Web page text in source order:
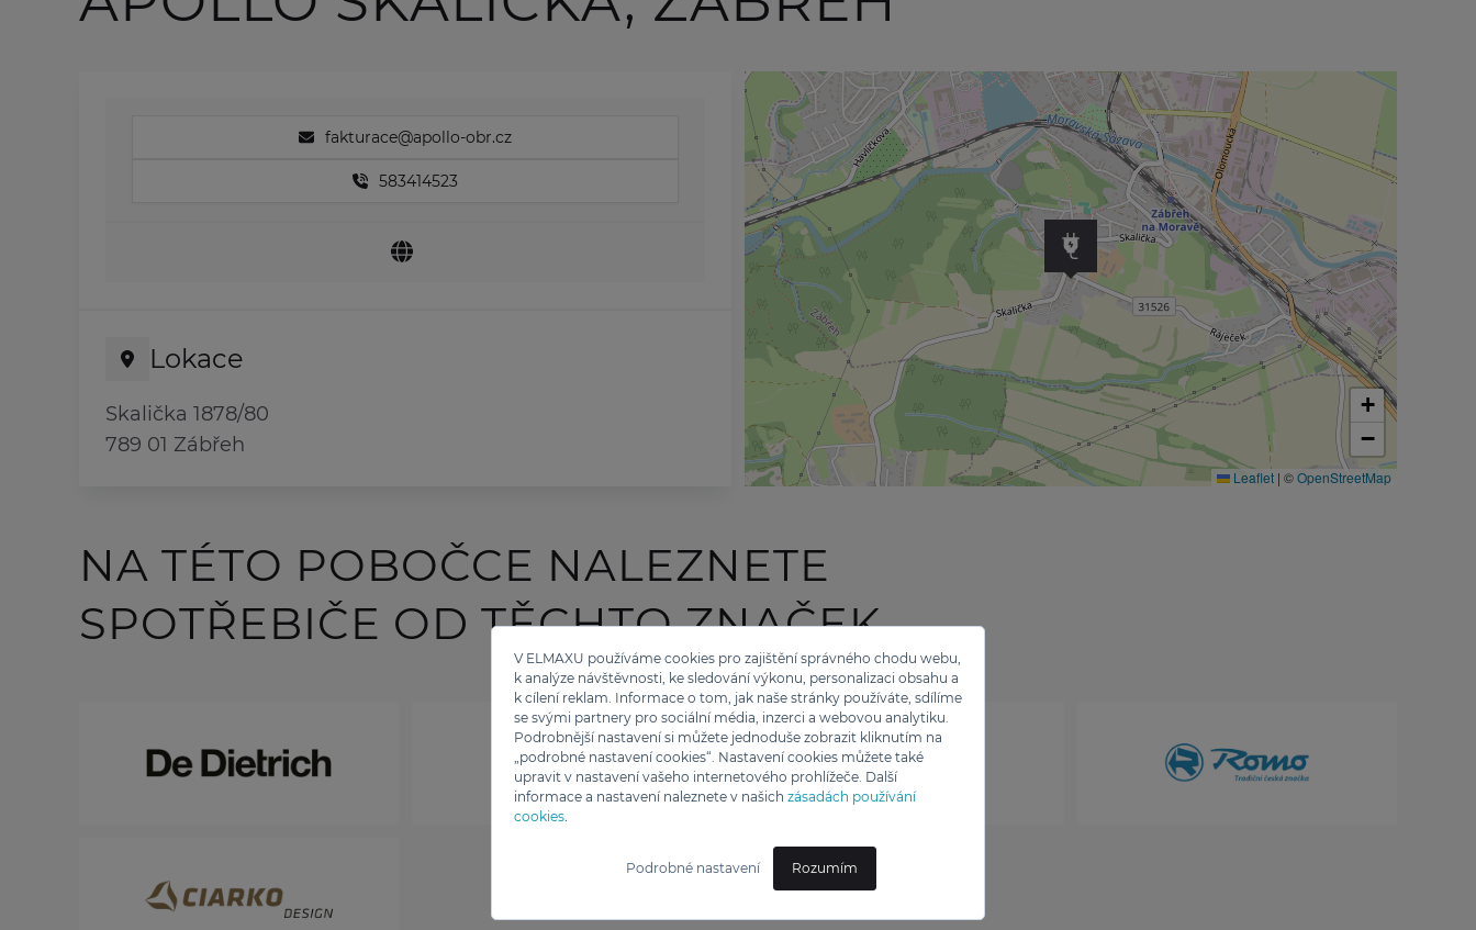
V ELMAXU používáme cookies pro zajištění správného chodu webu,
k analýze návštěvnosti, ke sledování výkonu, personalizaci obsahu a
k cílení reklam. Informace o tom, jak naše stránky používáte, sdílíme
se svými partnery pro sociální média, inzerci a webovou analytiku.
Podrobnější nastavení si můžete jednoduše zobrazit kliknutím na
„podrobné nastavení cookies“. Nastavení cookies můžete také
upravit v nastavení vašeho internetového prohlížeče. Další
informace a nastavení naleznete v našich zásadách používání
cookies.
Podrobné nastavení Rozumím
fakturace@apollo-obr.cz
583414523
Lokace
Skalička 1878/80
789 01 Zábřeh
+
−
Leaflet | ©OpenStreetMap
NA TÉTO POBOČCE NALEZNETE
SPOTŘEBIČE OD TĚCHTO ZNAČEK